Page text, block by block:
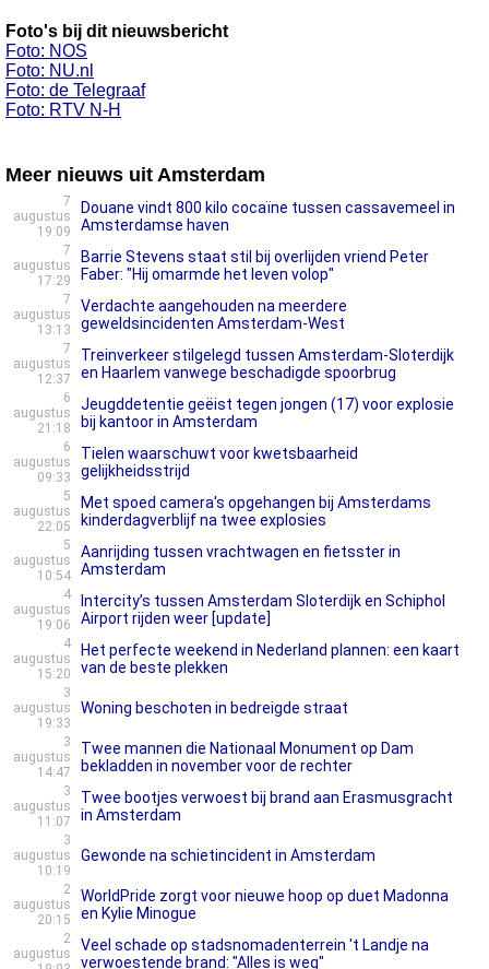
Foto's bij dit nieuwsbericht
Foto: NOS
Foto: NU.nl
Foto: de Telegraaf
Foto: RTV N-H
Meer nieuws uit Amsterdam
7
augustus
19:09
Douane vindt 800 kilo cocaïne tussen cassavemeel in
Amsterdamse haven
7
augustus
17:29
Barrie Stevens staat stil bij overlijden vriend Peter
Faber: "Hij omarmde het leven volop"
7
augustus
13:13
Verdachte aangehouden na meerdere
geweldsincidenten Amsterdam-West
7
augustus
12:37
Treinverkeer stilgelegd tussen Amsterdam-Sloterdijk
en Haarlem vanwege beschadigde spoorbrug
6
augustus
21:18
Jeugddetentie geëist tegen jongen (17) voor explosie
bij kantoor in Amsterdam
6
augustus
09:33
Tielen waarschuwt voor kwetsbaarheid
gelijkheidsstrijd
5
augustus
22:05
Met spoed camera's opgehangen bij Amsterdams
kinderdagverblijf na twee explosies
5
augustus
10:54
Aanrijding tussen vrachtwagen en fietsster in
Amsterdam
4
augustus
19:06
Intercity’s tussen Amsterdam Sloterdijk en Schiphol
Airport rijden weer [update]
4
augustus
15:20
Het perfecte weekend in Nederland plannen: een kaart
van de beste plekken
3
augustus
19:33
Woning beschoten in bedreigde straat
3
augustus
14:47
Twee mannen die Nationaal Monument op Dam
bekladden in november voor de rechter
3
augustus
11:07
Twee bootjes verwoest bij brand aan Erasmusgracht
in Amsterdam
3
augustus
10:19
Gewonde na schietincident in Amsterdam
2
augustus
20:15
WorldPride zorgt voor nieuwe hoop op duet Madonna
en Kylie Minogue
2
augustus
Veel schade op stadsnomadenterrein 't Landje na
verwoestende brand: "Alles is weg"